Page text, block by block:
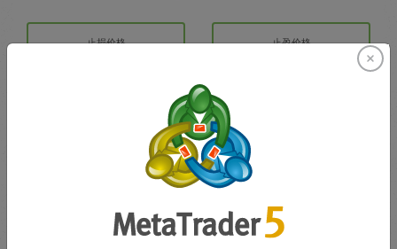
止损价格 止盈价格
注册交易账户